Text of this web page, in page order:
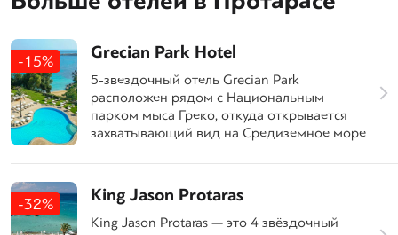
-15% Grecian Park Hotel
5-звездочный отель Grecian Park
расположен рядом с Национальным
парком мыса Греко, откуда открывается
захватывающий вид на Средиземное море
-32% King Jason Protaras
King Jason Protaras — это 4 звёздочный